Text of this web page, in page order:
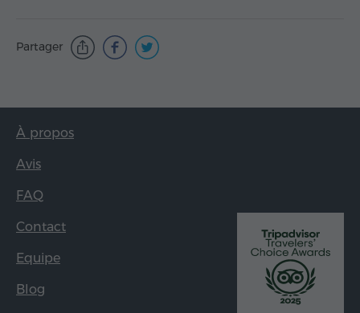
Partager
À propos
Avis
FAQ
Contact
Equipe
Blog